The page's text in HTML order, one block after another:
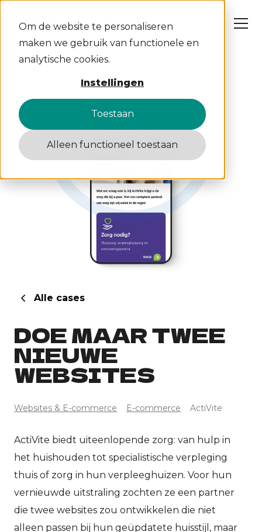
Om de website te personaliseren
maken we gebruik van functionele en
analytische cookies.
Instellingen
Toestaan
Alleen functioneel toestaan
Over ons
Alle cases
DOE MAAR TWEE
NIEUWE
WEBSITES
Websites & E-commerce E-commerce ActiVite
ActiVite biedt uiteenlopende zorg: van hulp in
het huishouden tot specialistische verpleging
thuis of zorg in hun verpleeghuizen. Voor hun
vernieuwde uitstraling zochten ze een partner
die twee websites zou ontwikkelen die niet
alleen passen bij hun geüpdatete huisstijl, maar